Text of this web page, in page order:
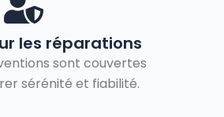
les réparations
sont couvertes
sérénité et fiabilité.